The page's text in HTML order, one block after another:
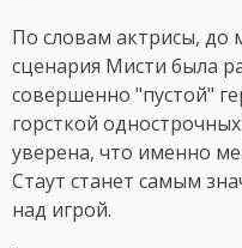
По словам актрисы, до
сценария Мисти была
совершенно "пустой"
горсткой
уверена, что именно
Стаут станет самым
над игрой.